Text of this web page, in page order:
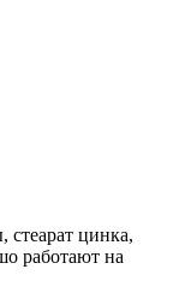
цинка,
работают на